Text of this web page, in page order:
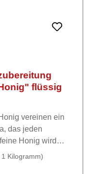
flüssig
vereinen ein
das jeden
Honig wird
natürliche Weise
Kilogramm)